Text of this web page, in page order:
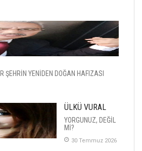
ŞEHRİN YENİDEN DOĞAN HAFIZASI
ÜLKÜ VURAL
YORGUNUZ, DEĞİL
Mİ?
30 Temmuz 2026